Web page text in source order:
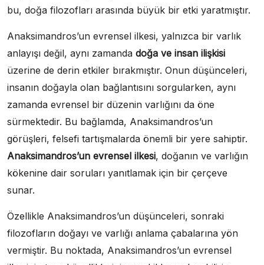
bu, doğa filozofları arasında büyük bir etki yaratmıştır.
Anaksimandros’un evrensel ilkesi, yalnızca bir varlık
anlayışı değil, aynı zamanda doğa ve insan ilişkisi
üzerine de derin etkiler bırakmıştır. Onun düşünceleri,
insanın doğayla olan bağlantısını sorgularken, aynı
zamanda evrensel bir düzenin varlığını da öne
sürmektedir. Bu bağlamda, Anaksimandros’un
görüşleri, felsefi tartışmalarda önemli bir yere sahiptir.
Anaksimandros’un evrensel ilkesi, doğanın ve varlığın
kökenine dair soruları yanıtlamak için bir çerçeve
sunar.
Özellikle Anaksimandros’un düşünceleri, sonraki
filozofların doğayı ve varlığı anlama çabalarına yön
vermiştir. Bu noktada, Anaksimandros’un evrensel